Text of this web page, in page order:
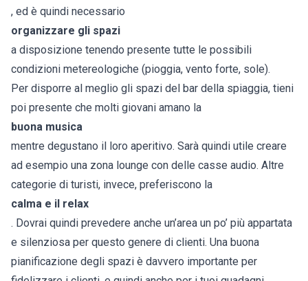
, ed è quindi necessario
organizzare gli spazi
a disposizione tenendo presente tutte le possibili
condizioni metereologiche (pioggia, vento forte, sole).
Per disporre al meglio gli spazi del bar della spiaggia, tieni
poi presente che molti giovani amano la
buona musica
mentre degustano il loro aperitivo. Sarà quindi utile creare
ad esempio una zona lounge con delle casse audio. Altre
categorie di turisti, invece, preferiscono la
calma e il relax
. Dovrai quindi prevedere anche un’area un po’ più appartata
e silenziosa per questo genere di clienti. Una buona
pianificazione degli spazi è davvero importante per